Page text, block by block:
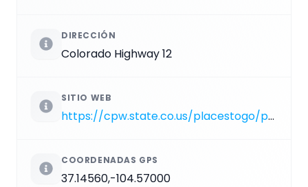
DIRECCIÓN
Colorado Highway 12
SITIO WEB
https://cpw.state.co.us/placestogo/parks/trinidadlake
COORDENADAS GPS
37.14560,-104.57000